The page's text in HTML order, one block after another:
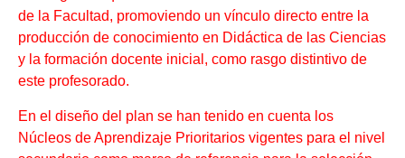
de la Facultad, promoviendo un vínculo directo entre la
producción de conocimiento en Didáctica de las Ciencias
y la formación docente inicial, como rasgo distintivo de
este profesorado.
En el diseño del plan se han tenido en cuenta los
Núcleos de Aprendizaje Prioritarios vigentes para el nivel